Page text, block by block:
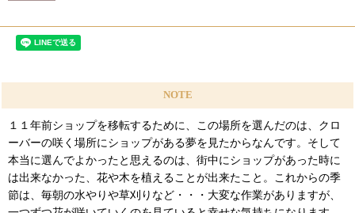
NOTE
１１年前ショップを移転するために、この場所を選んだのは、クロ
ーバーの咲く場所にショップがある夢を見たからなんです。そして
本当に選んでよかったと思えるのは、街中にショップがあった時に
は出来なかった、花や木を植えることが出来たこと。これからの季
節は、毎朝の水やりや草刈りなど・・・大変な作業がありますが、